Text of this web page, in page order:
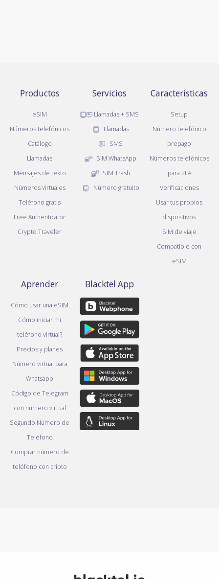
Productos
eSIM
Números telefónicos
Catálogo
Llamadas
Mensajes de texto
Números virtuales
Teléfono gratis
Free Authenticator
Crypto Traveler
Servicios
Llamadas + SMS
Llamadas
SMS
SIM WhatsApp
SIM Trash
Número gratuito
Características
Setup
Número telefónico
prepago
Números telefónicos
para 2FA
Verificaciones
Usar tus propios
dispositivos
SIM de viaje
Compatible con
eSIM
Aprender
Cómo usar una eSIM
Cómo iniciar mi
teléfono virtual?
Precios y planes
Número virtual para
Whatsapp
Código de Telegram
con número virtual
Segundo Número de
Teléfono
Comprar número de
teléfono con cripto
Blacktel App